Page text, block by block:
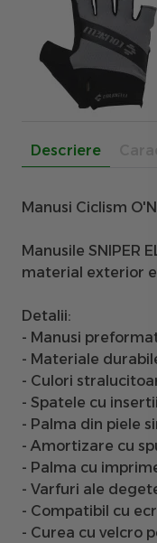
Descriere
Manusi Ciclism
Manusile SNIPER
material exterior
Detalii:
- Manusi
- Materiale
- Culori
- Spatele cu
- Palma din piele
- Amortizare cu
- Palma cu
- Varfuri ale
- Compatibil cu
- Curea cu velcro